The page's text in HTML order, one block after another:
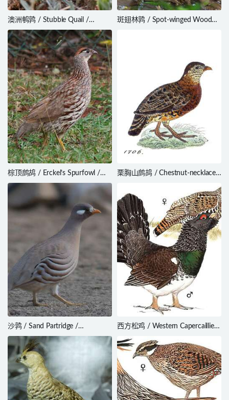
澳洲鹌鹑 / Stubble Quail /
Coturnix pectoralis
斑翅林鹑 / Spot-winged Wood
棕顶鹧鸪 / Erckel’s Spurfowl /
Pternistis erckelii
栗胸山鹧鸪 / Chestnut-necklaced
charltonii
沙鹑 / Sand Partridge /
Ammoperdix heyi
西方松鸡 / Western Capercaillie /